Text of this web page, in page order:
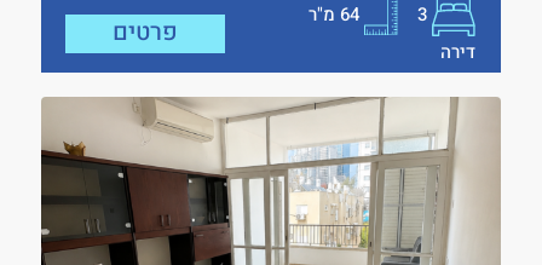
3
64מ"ר
דירה
פרטים